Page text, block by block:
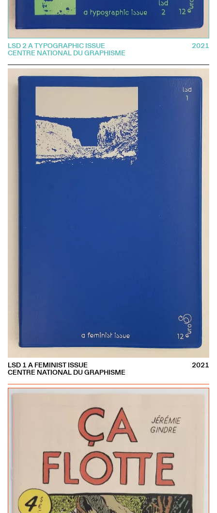
LSD 2 A TYPOGRAPHIC ISSUE
CENTRE NATIONAL DU GRAPHISME
2021
LSD 1 A FEMINIST ISSUE
CENTRE NATIONAL DU GRAPHISME
2021